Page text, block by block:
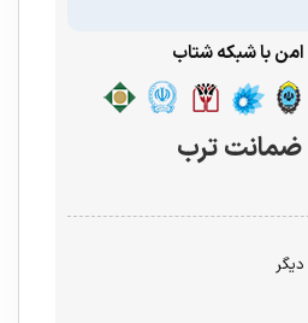
با شبکه شتاب
ضمانت ترب